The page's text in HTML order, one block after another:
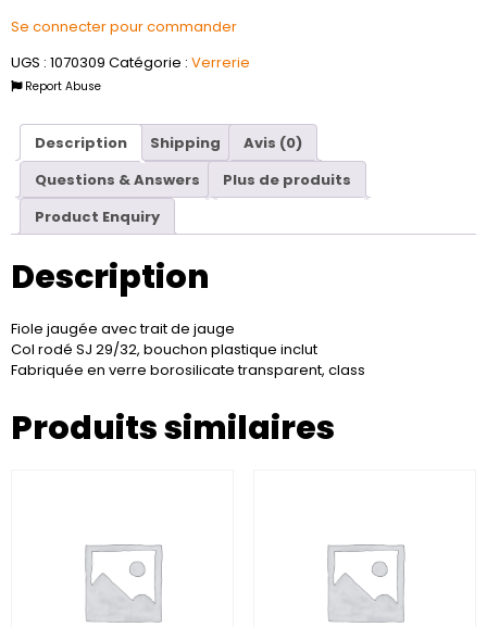
Se connecter pour commander
UGS : 1070309 Catégorie : Verrerie
Report Abuse
Description Shipping
Avis (0)
Questions & Answers
Plus de produits
Product Enquiry
Description
Fiole jaugée avec trait de jauge
Col rodé SJ 29/32, bouchon plastique inclut
Fabriquée en verre borosilicate transparent, class
Produits similaires